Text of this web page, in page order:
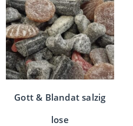
Gott & Blandat salzig
lose